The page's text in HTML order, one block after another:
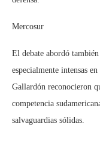
Mercosur
El debate abordó
especialmente intensas
Gallardón reconocieron
competencia
salvaguardias sólidas.